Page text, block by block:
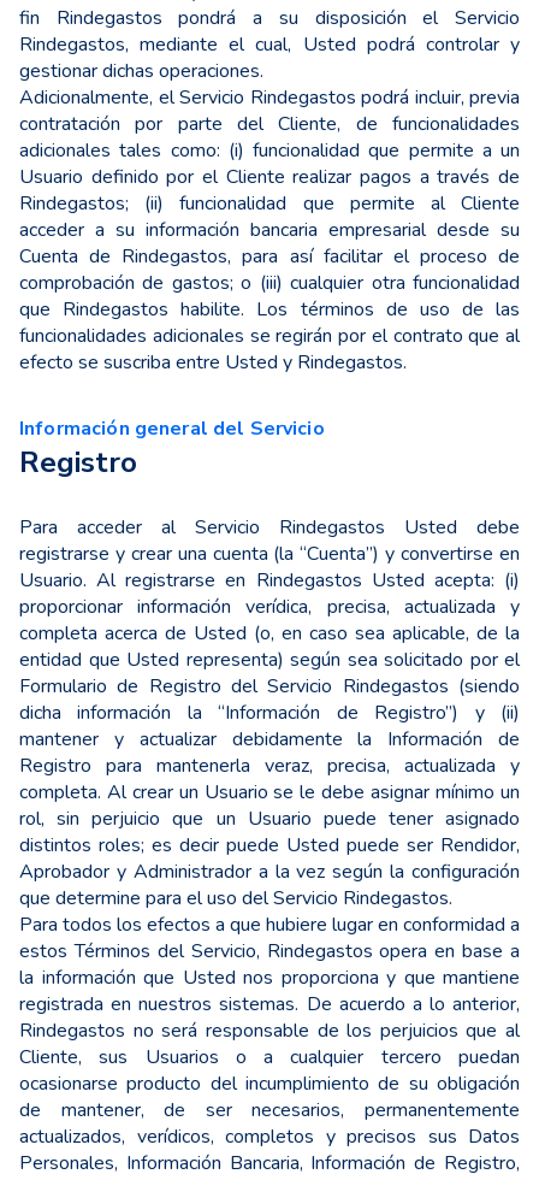
fin Rindegastos pondrá a su disposición el Servicio
Rindegastos, mediante el cual, Usted podrá controlar y
gestionar dichas operaciones.
Adicionalmente, el Servicio Rindegastos podrá incluir, previa
contratación por parte del Cliente, de funcionalidades
adicionales tales como: (i) funcionalidad que permite a un
Usuario definido por el Cliente realizar pagos a través de
Rindegastos; (ii) funcionalidad que permite al Cliente
acceder a su información bancaria empresarial desde su
Cuenta de Rindegastos, para así facilitar el proceso de
comprobación de gastos; o (iii) cualquier otra funcionalidad
que Rindegastos habilite. Los términos de uso de las
funcionalidades adicionales se regirán por el contrato que al
efecto se suscriba entre Usted y Rindegastos.
Información general del Servicio
Registro
Para acceder al Servicio Rindegastos Usted debe
registrarse y crear una cuenta (la “Cuenta”) y convertirse en
Usuario. Al registrarse en Rindegastos Usted acepta: (i)
proporcionar información verídica, precisa, actualizada y
completa acerca de Usted (o, en caso sea aplicable, de la
entidad que Usted representa) según sea solicitado por el
Formulario de Registro del Servicio Rindegastos (siendo
dicha información la “Información de Registro”) y (ii)
mantener y actualizar debidamente la Información de
Registro para mantenerla veraz, precisa, actualizada y
completa. Al crear un Usuario se le debe asignar mínimo un
rol, sin perjuicio que un Usuario puede tener asignado
distintos roles; es decir puede Usted puede ser Rendidor,
Aprobador y Administrador a la vez según la configuración
que determine para el uso del Servicio Rindegastos.
Para todos los efectos a que hubiere lugar en conformidad a
estos Términos del Servicio, Rindegastos opera en base a
la información que Usted nos proporciona y que mantiene
registrada en nuestros sistemas. De acuerdo a lo anterior,
Rindegastos no será responsable de los perjuicios que al
Cliente, sus Usuarios o a cualquier tercero puedan
ocasionarse producto del incumplimiento de su obligación
de mantener, de ser necesarios, permanentemente
actualizados, verídicos, completos y precisos sus Datos
Personales, Información Bancaria, Información de Registro,